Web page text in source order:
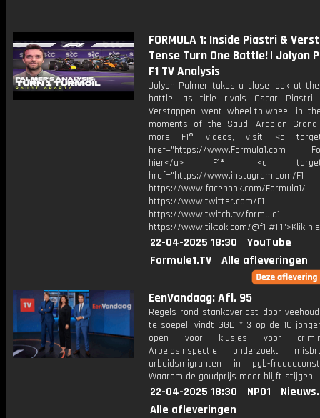
FORMULA 1: Inside Piastri &
Tense Turn One Battle! | Jolyon
F1 TV Analysis
Jolyon Palmer takes a close look at
battle, as title rivals Oscar Piastri
Verstappen went wheel-to-wheel in
moments of the Saudi Arabian
more F1® videos, visit <a
href="https://www.Formula1.com
hier</a> F1®: <a
href="https://www.instagram.com/F1
https://www.facebook.com/Formula1/
https://www.twitter.com/F1
https://www.twitch.tv/formula1
https://www.tiktok.com/@f1 #F1">Klik
22-04-2025 18:30
YouTube
Formule1.TV
Alle afleveringen
EenVandaag: Afl. 95
Regels rond stankoverlast door
te soepel, vindt GGD * 3 op de 10
open voor klusjes voor
Arbeidsinspectie onderzoekt
arbeidsmigranten in pgb-
Waarom de goudprijs maar blijft stijgen
22-04-2025 18:30 NPO1
Alle afleveringen